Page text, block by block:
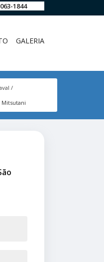
1844
GALERIA